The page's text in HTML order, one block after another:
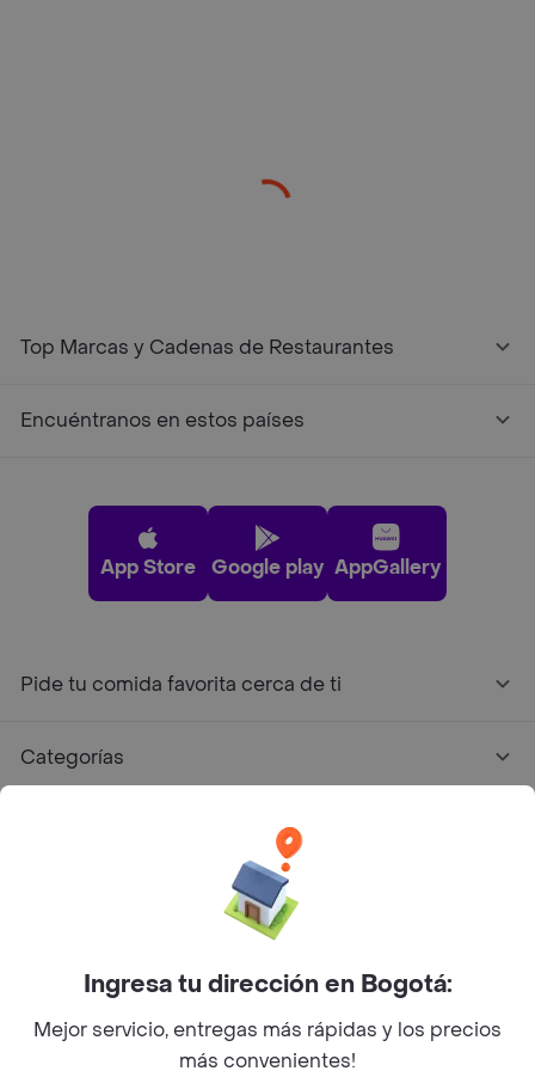
Top Marcas y Cadenas de Restaurantes
Encuéntranos en estos países
App Store Google play AppGallery
Pide tu comida favorita cerca de ti
Categorías
Facebook
Twitter
Instagram
©2026Rappi Inc. All rights reserved.
Ingresa tu dirección en Bogotá:
Mejor servicio, entregas más rápidas y los precios
más convenientes!